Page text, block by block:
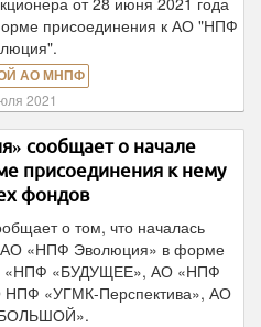
присоединения к АО "НПФ
АО МНПФ
2021
сообщает о начале
присоединения к нему
фондов
о том, что началась
АО «НПФ Эволюция» в форме
«НПФ «БУДУЩЕЕ», АО «НПФ
«УГМК-Перспектива», АО